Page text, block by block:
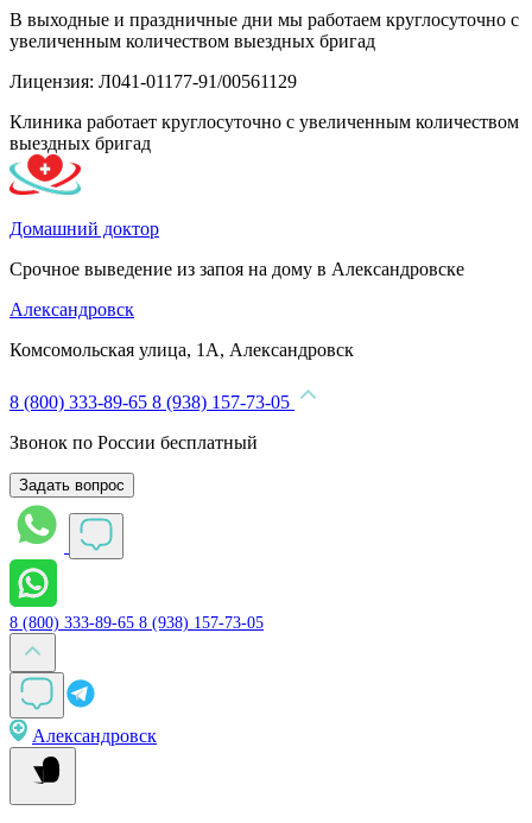
В выходные и праздничные дни мы работаем круглосуточно с
увеличенным количеством выездных бригад
Лицензия: Л041-01177-91/00561129
Клиника работает круглосуточно с увеличенным количеством
выездных бригад
Домашний доктор
Срочное выведение из запоя на дому в Александровске
Александровск
Комсомольская улица, 1А, Александровск
8 (800) 333-89-65 8 (938) 157-73-05
Звонок по России бесплатный
Задать вопрос
8 (800) 333-89-65 8 (938) 157-73-05
Александровск